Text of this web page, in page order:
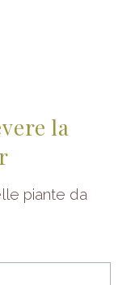
la
piante da